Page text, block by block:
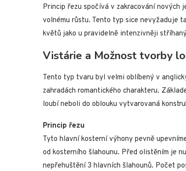
Princip řezu spočívá v zakracování nových
volnému růstu. Tento typ sice nevyžaduje
květů jako u pravidelně intenzivněji
Vistárie a Možnost tvorby
Tento typ tvaru byl velmi oblíbený v
zahradách romantického charakteru.
loubí neboli do oblouku vytvarovaná
Princip řezu
Tyto hlavní kosterní výhony pevně
od kosterního šlahounu. Před olistěním je
nepřehuštění 3 hlavních šlahounů. Počet